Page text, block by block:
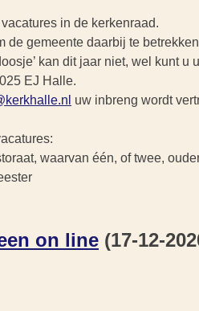
in de kerkenraad.
de gemeente daarbij te
kan dit jaar niet, wel kunt
EJ Halle.
uw inbreng wordt
waarvan één, of twee,
on line (17-12-